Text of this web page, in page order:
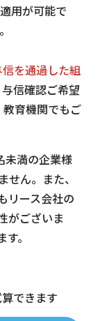
用が可能で
を通過した組
信確認ご希望
育機関でもご
未満の企業様
ん。また、
リース会社の
がございま
。
できます